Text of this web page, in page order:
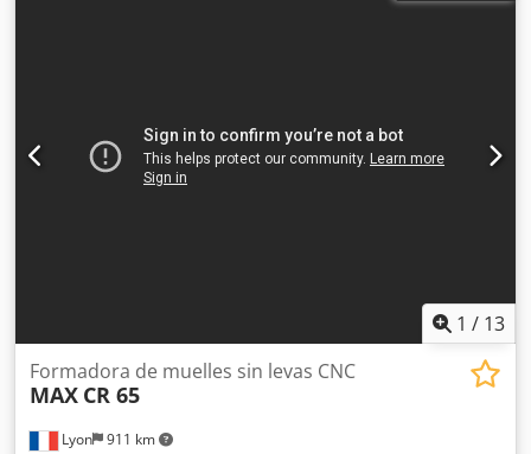
m/min. Recorrido del carro: 50 mm Dedpjvbd Ezjfx Aivewa
Dimensiones de la máquina: 1,30 x 1,46 x 1,68 m. Peso de
la máquina: 900 kg. Si tiene más preguntas, no dude en
1 / 13
Lyon 911 km
Formadora de muelles sin levas CNC
MAX CR 65